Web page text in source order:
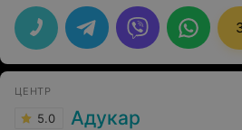
все очень понравилось, необычно и
совершать путешествие в свое
помог мне вытянуть из глубины
важную информацию и понять на
сейчас обратить внимание для
ЦЕНТР
5.0 Адукар